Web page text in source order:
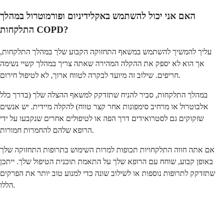
האם אני יכול להשתמש באקלידיניום ופורמוטרול במהלך
התלקחות COPD?
עליך להמשיך להשתמש במשאף התחזוקה הקבוע שלך במהלך התלקחות,
אך הוא לא יספק את ההקלה המהירה שאתה צריך במהלך קשיי נשימה
חריפים. שילוב זה מיועד לבקרה לטווח ארוך, לא לטיפול חירום.
במהלך התלקחות, סביר להניח שתזדקק למשאף ההצלה שלך (בדרך כלל
אלבוטרול או מרחיב סימפונות אחר קצר טווח) להקלה מיידית. יש אנשים
שזקוקים גם לסטרואידים דרך הפה או לטיפולים אחרים שנקבעו על ידי
הרופא שלהם להחמרות חמורות.
אם אתה חווה התלקחויות תכופות למרות השימוש בתרופות התחזוקה שלך
באופן קבוע, שוחח עם הרופא שלך על התאמת תוכנית הטיפול שלך. ייתכן
שתזדקק לתרופות נוספות או לשילוב שונה כדי למנוע טוב יותר את הפרקים
הללו.